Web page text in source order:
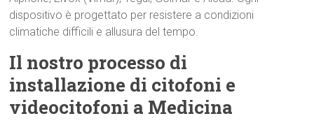
dispositivo è progettato per resistere a condizioni
climatiche difficili e allusura del tempo.
Il nostro processo di
installazione di citofoni e
videocitofoni a Medicina